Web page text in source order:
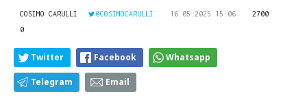
COSIMO CARULLI @COSIMOCARULLI 16.05.2025 15:06
2700
0
Twitter Facebook Whatsapp
Telegram Email